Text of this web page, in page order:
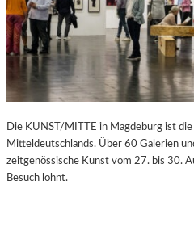
Die KUNST/MITTE in Magdeburg ist
Mitteldeutschlands. Über 60 Galerien
zeitgenössische Kunst vom 27. bis 30.
Besuch lohnt.